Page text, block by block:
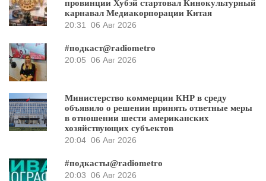
провинции Хубэй стартовал Кинокультурный
карнавал Медиакорпорации Китая
20:31
06 Авг 2026
#подкаст@radiometro
20:05 06 Авг 2026
Министерство коммерции КНР в среду
объявило о решении принять ответные меры
в отношении шести американских
хозяйствующих субъектов
20:04 06 Авг 2026
#подкасты@radiometro
20:03 06 Авг 2026